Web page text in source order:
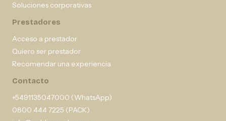
Soluciones corporativas
Prestadores
Acceso a prestador
Quiero ser prestador
Recomendar una experiencia
Contacto
+5491135047000 (WhatsApp)
0800 444 7225 (PACK)